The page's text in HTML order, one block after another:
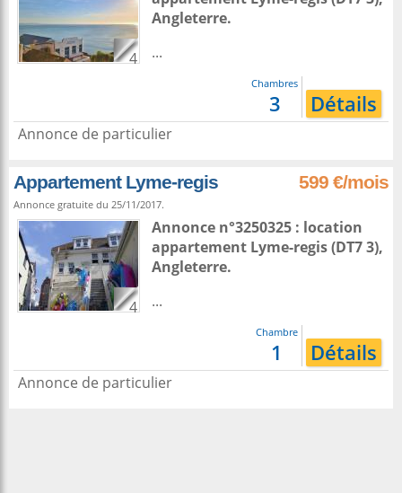
4
Angleterre.
...
Chambres
3 Détails
Annonce de particulier
Appartement Lyme-regis 599 €/mois
Annonce gratuite du 25/11/2017.
4
Annonce n°3250325 : location
appartement Lyme-regis(DT7 3),
Angleterre.
...
Chambre
1 Détails
Annonce de particulier